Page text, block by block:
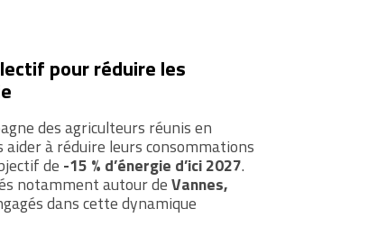
pour réduire les
des agriculteurs réunis en
aider à réduire leurs consommations
de -15 % d’énergie d’ici 2027.
notamment autour deVannes,
dans cette dynamique